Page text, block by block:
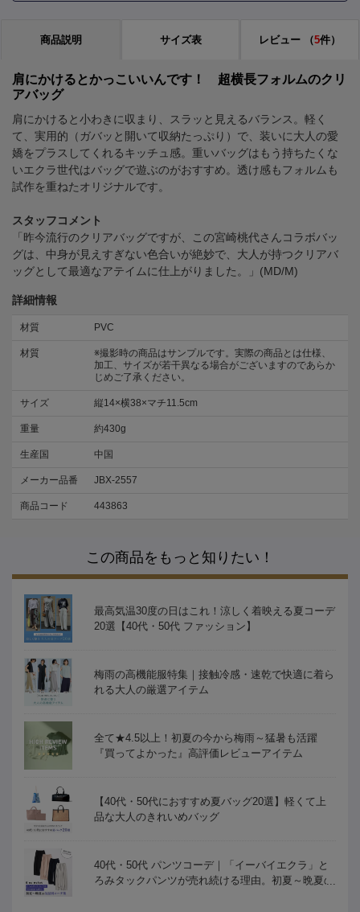
商品説明 サイズ表 レビュー （5件）
肩にかけるとかっこいいんです！ 超横長フォルムのクリ
アバッグ
肩にかけると小わきに収まり、スラッと見えるバランス。軽く
て、実用的（ガバッと開いて収納たっぷり）で、装いに大人の愛
嬌をプラスしてくれるキッチュ感。重いバッグはもう持ちたくな
いエクラ世代はバッグで遊ぶのがおすすめ。透け感もフォルムも
試作を重ねたオリジナルです。
スタッフコメント
「昨今流行のクリアバッグですが、この宮崎桃代さんコラボバッ
グは、中身が見えすぎない色合いが絶妙で、大人が持つクリアバ
ッグとして最適なアテイムに仕上がりました。」(MD/M)
詳細情報
材質 PVC
材質
※撮影時の商品はサンプルです。実際の商品とは仕様、
加工、サイズが若干異なる場合がございますのであらか
じめご了承ください。
サイズ 縦14×横38×マチ11.5cm
重量 約430g
生産国 中国
メーカー品番 JBX-2557
商品コード 443863
この商品をもっと知りたい！
最高気温30度の日はこれ！涼しく着映える夏コーデ
20選【40代・50代 ファッション】
梅雨の高機能服特集｜接触冷感・速乾で快適に着ら
れる大人の厳選アイテム
全て★4.5以上！初夏の今から梅雨～猛暑も活躍
『買ってよかった』高評価レビューアイテム
【40代・50代におすすめ夏バッグ20選】軽くて上
品な大人のきれいめバッグ
40代・50代 パンツコーデ｜「イーバイエクラ」と
ろみタックパンツが売れ続ける理由。初夏～晩夏の